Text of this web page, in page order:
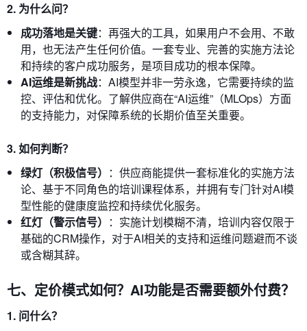
2. 为什么问？
成功落地是关键：再强大的工具，如果用户不会用、不敢
用，也无法产生任何价值。一套专业、完善的实施方法论
和持续的客户成功服务，是项目成功的根本保障。
AI运维是新挑战：AI模型并非一劳永逸，它需要持续的监
控、评估和优化。了解供应商在“AI运维”（MLOps）方面
的支持能力，对保障系统的长期价值至关重要。
3. 如何判断？
绿灯（积极信号） ：供应商能提供一套标准化的实施方法
论、基于不同角色的培训课程体系，并拥有专门针对AI模
型性能的健康度监控和持续优化服务。
红灯（警示信号） ：实施计划模糊不清，培训内容仅限于
基础的CRM操作，对于AI相关的支持和运维问题避而不谈
或含糊其辞。
七、定价模式如何？AI功能是否需要额外付费？
1. 问什么？